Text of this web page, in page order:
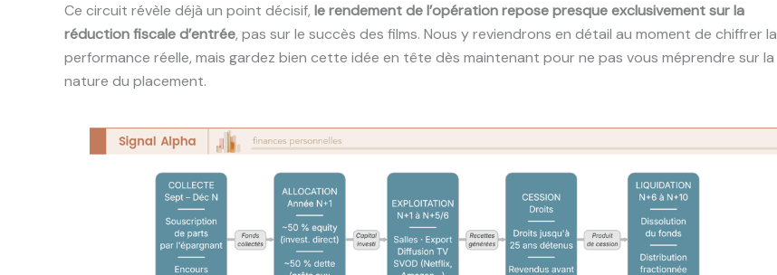
Ce circuit révèle déjà un point décisif, le rendement de l’opération repose presque exclusivement sur la
réduction fiscale d’entrée, pas sur le succès des films. Nous y reviendrons en détail au moment de chiffrer la
performance réelle, mais gardez bien cette idée en tête dès maintenant pour ne pas vous méprendre sur la
nature du placement.